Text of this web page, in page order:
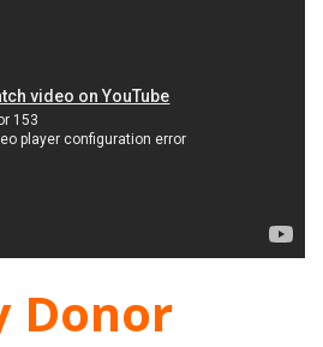
Donor